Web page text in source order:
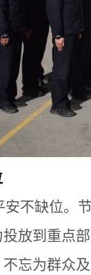
不缺位。
放到重点
忘为群众